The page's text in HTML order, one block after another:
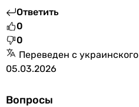
Ответить
0
0
Переведен с украинского
05.03.2026
Вопросы